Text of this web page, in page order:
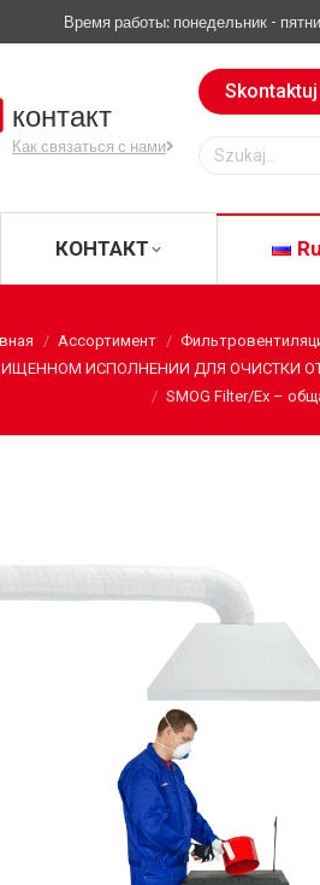
Время работы: понедельник -
контакт
Как связаться с нами
КОНТАКТ
Ассортимент
ИСПОЛНЕНИИ ДЛЯ ОЧИСТКИ
SMOG Filter/Ex –
КОНТАКТ